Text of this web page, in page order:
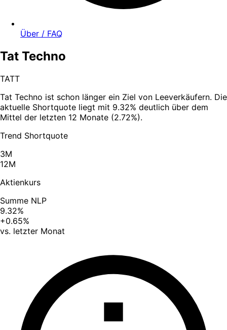
Über / FAQ
Tat Techno
TATT
Tat Techno ist schon länger ein Ziel von Leeverkäufern. Die
aktuelle Shortquote liegt mit 9.32% deutlich über dem
Mittel der letzten 12 Monate (2.72%).
Trend Shortquote
3M
12M
Aktienkurs
Summe NLP
9.32%
+0.65%
vs. letzter Monat